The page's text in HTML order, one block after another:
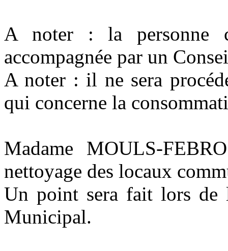
A noter : la personne
accompagnée par un
A noter : il ne sera
qui concerne la
Madame MOULS-
nettoyage des locaux
Un point sera fait lors de
Municipal.